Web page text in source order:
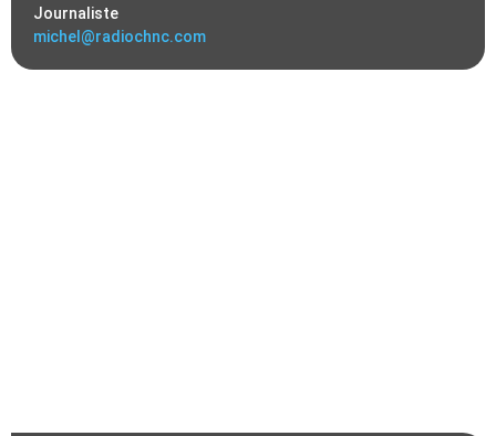
Journaliste
michel@radiochnc.com